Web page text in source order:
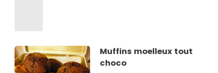
Muffins moelleux tout
choco